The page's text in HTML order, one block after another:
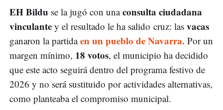
EH Bildu se la jugó con unaconsulta ciudadana
vinculante y el resultado le ha salido cruz: las vacas
ganaron la partidaen un pueblo de Navarra. Por un
margen mínimo, 18 votos, el municipio ha decidido
que este acto seguirá dentro del programa festivo de
2026 y no será sustituido por actividades alternativas,
como planteaba el compromiso municipal.